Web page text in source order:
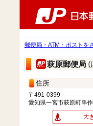
郵便局・ATM・ポストを
萩原郵便局 (
住所
〒491-0399
愛知県一宮市萩原町串
大